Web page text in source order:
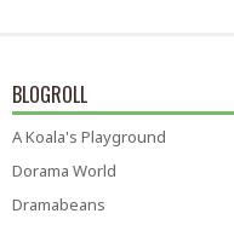
BLOGROLL
A Koala's Playground
Dorama World
Dramabeans